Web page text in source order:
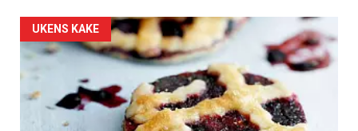
Forsiden
akkurat
nå
UKENS KAKE